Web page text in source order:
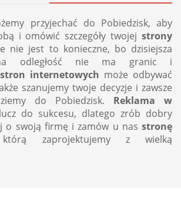
przyjechać do Pobiedzisk, aby
i omówić szczegóły twojej strony
nie jest to konieczne, bo dzisiejsza
na odległość nie ma granic i
internetowych może odbywać
szanujemy twoje decyzje i zawsze
do Pobiedzisk. Reklama w
do sukcesu, dlatego zrób dobry
o swoją firmę i zamów u nas stronę
zaprojektujemy z wielką